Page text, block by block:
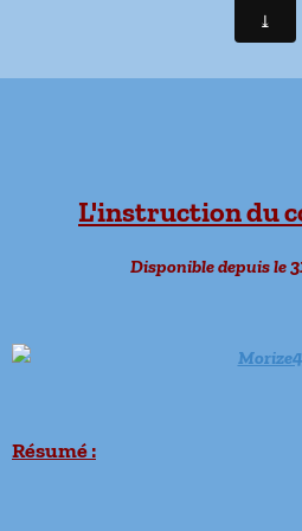
L'instruction du
Disponible depuis le
Résumé :